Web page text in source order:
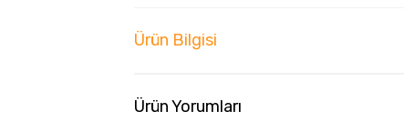
Ürün Bilgisi
Ürün Yorumları